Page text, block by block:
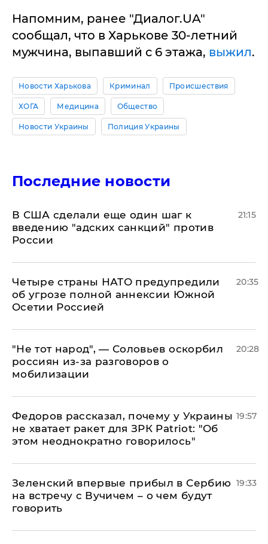
Напомним, ранее "Диалог.UA"
сообщал, что в Харькове 30-летний
мужчина, выпавший с 6 этажа, выжил.
Новости Харькова Криминал Происшествия
ХОГА Медицина Общество
Новости Украины Полиция Украины
Последние новости
В США сделали еще один шаг к
введению "адских санкций" против
России
21:15
Четыре страны НАТО предупредили
об угрозе полной аннексии Южной
Осетии Россией
20:35
​"Не тот народ", — Соловьев оскорбил
россиян из-за разговоров о
мобилизации
20:28
Федоров рассказал, почему у Украины
не хватает ракет для ЗРК Patriot: "Об
этом неоднократно говорилось"
19:57
Зеленский впервые прибыл в Сербию
на встречу с Вучичем – о чем будут
говорить
19:33